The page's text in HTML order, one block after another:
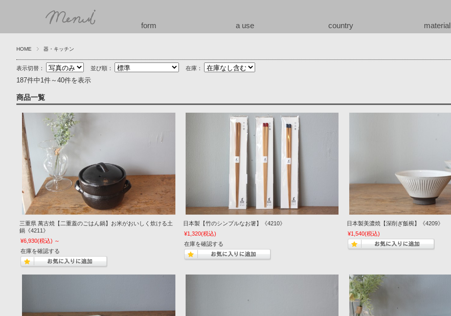
form a use country material
HOME 器・キッチン
表示切替： 並び順： 在庫：
187件中1件～40件を表示
商品一覧
三重県 萬古焼【二重蓋のごはん鍋】お米がおいしく炊ける土
鍋《4211》
¥6,930(税込) ～
在庫を確認する
日本製【竹のシンプルなお箸】《4210》
¥1,320(税込)
在庫を確認する
日本製美濃焼【深削ぎ飯椀】《4209》
¥1,540(税込)